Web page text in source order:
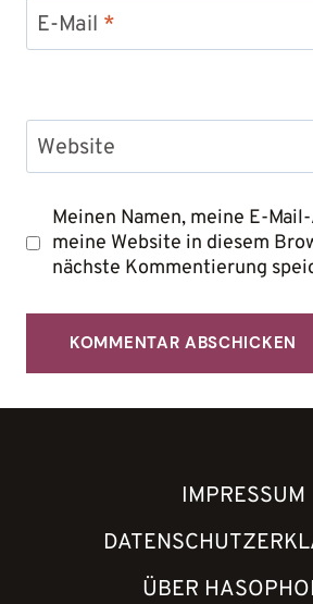
E-Mail *
Website
Meinen Namen, meine E-
meine Website in diesem
nächste Kommentierung
IMPRESSUM
ÜBER